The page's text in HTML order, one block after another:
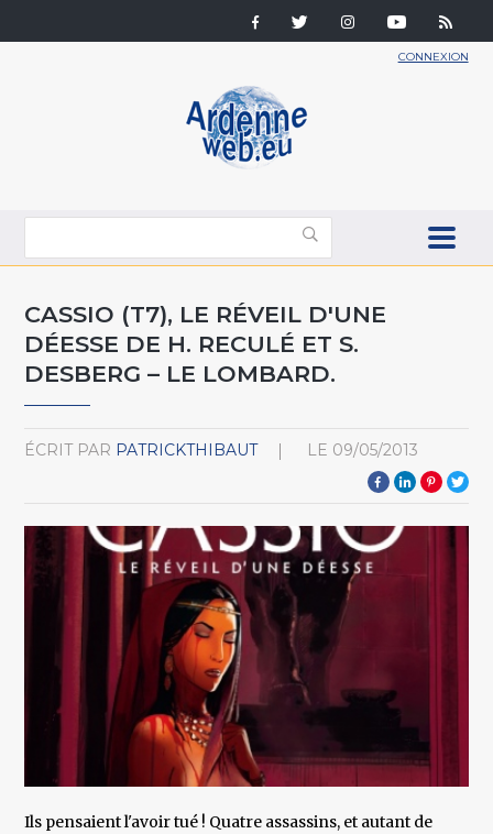
CONNEXION
CASSIO (T7), LE RÉVEIL D'UNE
DÉESSE DE H. RECULÉ ET S.
DESBERG – LE LOMBARD.
ÉCRIT PAR PATRICKTHIBAUT LE 09/05/2013
Ils pensaient l'avoir tué ! Quatre assassins, et autant de